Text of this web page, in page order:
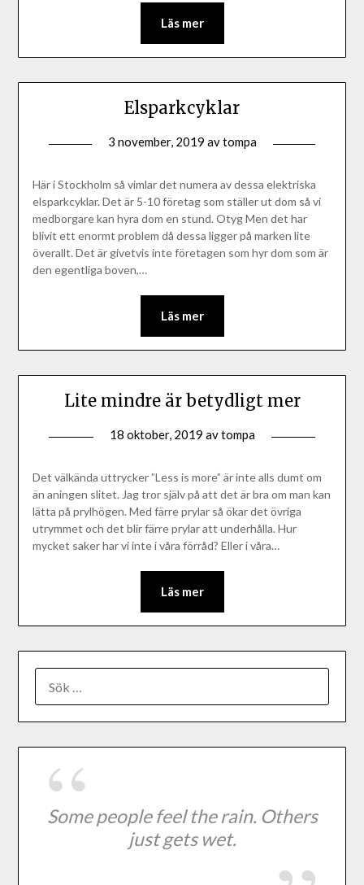
Läs mer
Elsparkcyklar
3 november, 2019 avtompa
Här i Stockholm så vimlar det numera av dessa elektriska
elsparkcyklar. Det är 5-10 företag som ställer ut dom så vi
medborgare kan hyra dom en stund. Otyg Men det har
blivit ett enormt problem då dessa ligger på marken lite
överallt. Det är givetvis inte företagen som hyr dom som är
den egentliga boven,…
Läs mer
Lite mindre är betydligt mer
18 oktober, 2019 avtompa
Det välkända uttrycker ”Less is more” är inte alls dumt om
än aningen slitet. Jag tror själv på att det är bra om man kan
lätta på prylhögen. Med färre prylar så ökar det övriga
utrymmet och det blir färre prylar att underhålla. Hur
mycket saker har vi inte i våra förråd? Eller i våra…
Läs mer
Some people feel the rain. Others
just gets wet.